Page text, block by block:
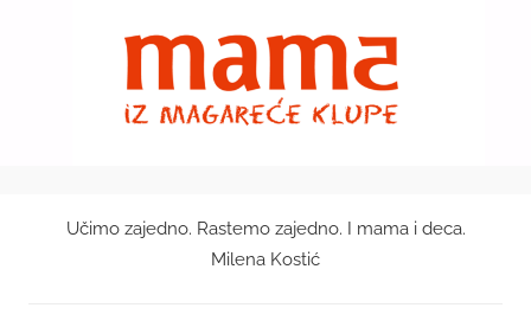
Mama
Učimo zajedno. Rastemo zajedno. I mama i deca.
Milena Kostić